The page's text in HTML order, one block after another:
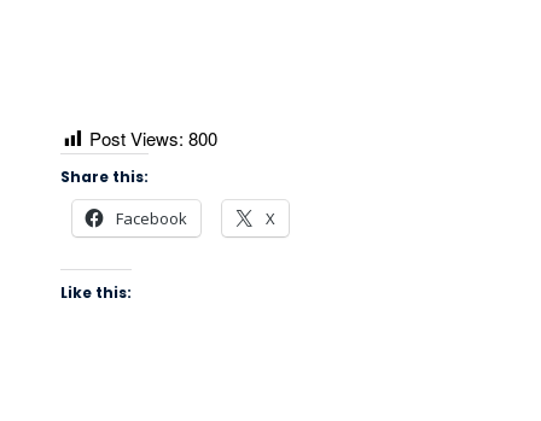
Post Views: 800
Share this:
Facebook X
Like this: